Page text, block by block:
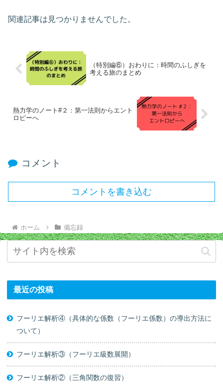
関連記事は見つかりませんでした。
（特別編⑥）おわりに：時間のふしぎを
考える旅のまとめ
熱力学のノート#２：第一法則からエント
ロピーへ
コメント
コメントを書き込む
ホーム 備忘録
最近の投稿
フーリエ解析④（具体的な係数（フーリエ係数）の導出方法に
ついて）
フーリエ解析③（フーリエ級数展開）
フーリエ解析②（三角関数の復習）